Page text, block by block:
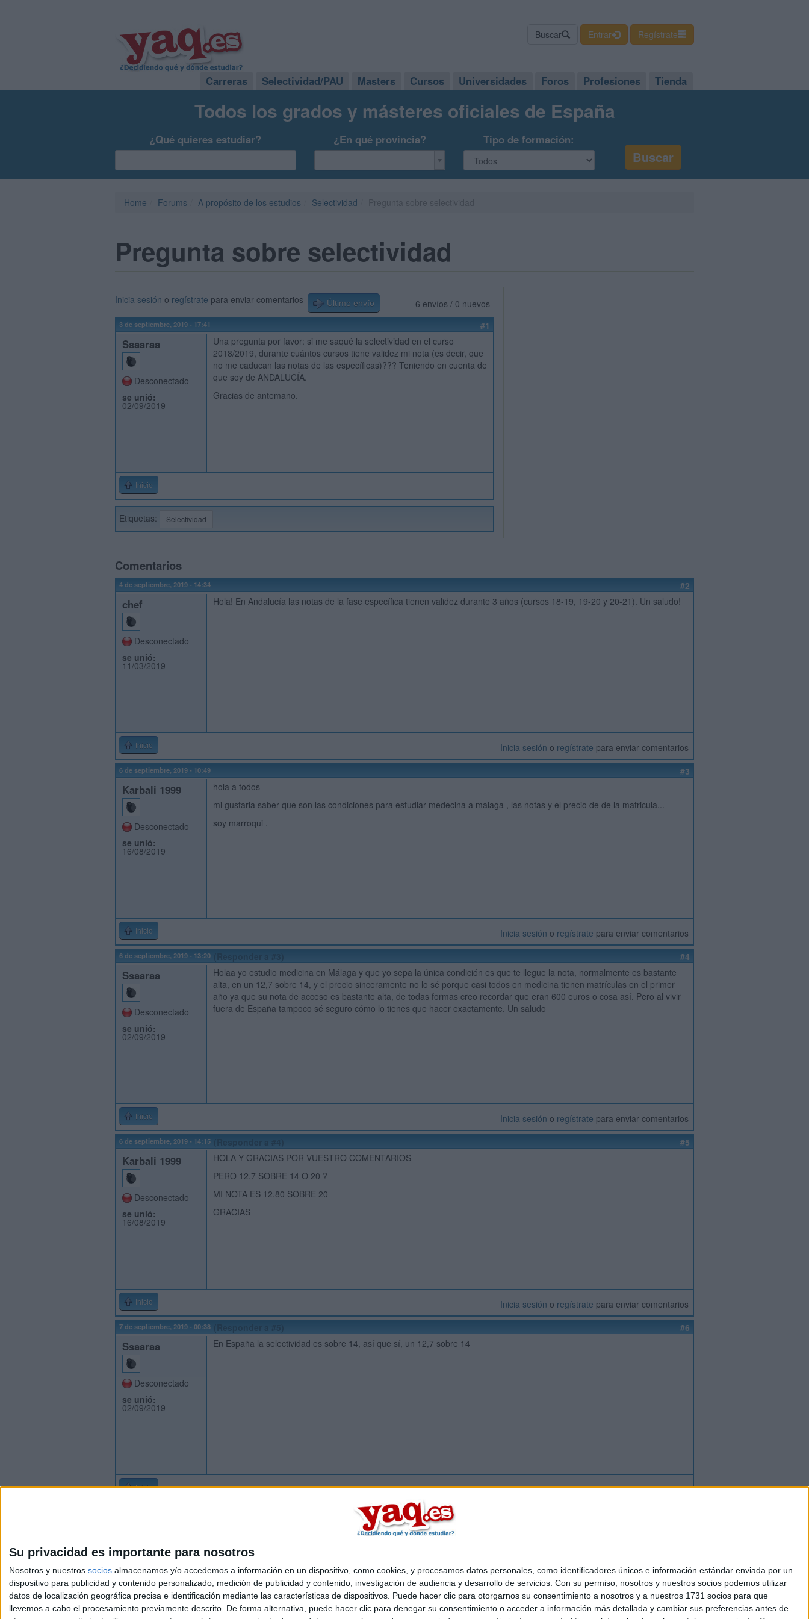
Su privacidad es importante para nosotros
Nosotros y nuestros socios almacenamos y/o accedemos a información en un dispositivo, como cookies, y procesamos datos personales, como identificadores únicos e información estándar enviada por un
dispositivo para publicidad y contenido personalizado, medición de publicidad y contenido, investigación de audiencia y desarrollo de servicios. Con su permiso, nosotros y nuestros socios podemos utilizar
datos de localización geográfica precisa e identificación mediante las características de dispositivos. Puede hacer clic para otorgarnos su consentimiento a nosotros y a nuestros 1731 socios para que
llevemos a cabo el procesamiento previamente descrito. De forma alternativa, puede hacer clic para denegar su consentimiento o acceder a información más detallada y cambiar sus preferencias antes de
Buscar Entrar Regístrate
Carreras Selectividad/PAU Masters Cursos Universidades Foros Profesiones Tienda
Todos los grados y másteres oficiales de España
¿Qué quieres estudiar? ¿En qué provincia? Tipo de formación:
Home Forums A propósito de los estudios Selectividad
Pregunta sobre selectividad
6 envíos / 0 nuevos
Inicia sesión o regístrate para enviar comentarios Último envío
3 de septiembre, 2019 - 17:41 #1
Ssaaraa
Desconectado
se unió:
02/09/2019
Una pregunta por favor: si me saqué la selectividad en el curso
2018/2019, durante cuántos cursos tiene validez mi nota (es decir, que
no me caducan las notas de las específicas)??? Teniendo en cuenta de
que soy de ANDALUCÍA.
Gracias de antemano.
Inicio
Etiquetas: Selectividad
Comentarios
4 de septiembre, 2019 - 14:34 #2
chef
Desconectado
se unió:
11/03/2019
Hola! En Andalucía las notas de la fase específica tienen validez durante 3 años (cursos 18-19, 19-20 y 20-21). Un saludo!
Inicio Inicia sesión o regístrate para enviar comentarios
6 de septiembre, 2019 - 10:49 #3
Karbali 1999
Desconectado
se unió:
16/08/2019
hola a todos
mi gustaria saber que son las condiciones para estudiar medecina a malaga , las notas y el precio de de la matricula...
soy marroqui .
Inicio Inicia sesión o regístrate para enviar comentarios
6 de septiembre, 2019 - 13:20 #4
Ssaaraa
Desconectado
se unió:
02/09/2019
Holaa yo estudio medicina en Málaga y que yo sepa la única condición es que te llegue la nota, normalmente es bastante
alta, en un 12,7 sobre 14, y el precio sinceramente no lo sé porque casi todos en medicina tienen matrículas en el primer
año ya que su nota de acceso es bastante alta, de todas formas creo recordar que eran 600 euros o cosa así. Pero al vivir
fuera de España tampoco sé seguro cómo lo tienes que hacer exactamente. Un saludo
Inicio Inicia sesión o regístrate para enviar comentarios
6 de septiembre, 2019 - 14:15 #5
Karbali 1999
Desconectado
se unió:
16/08/2019
HOLA Y GRACIAS POR VUESTRO COMENTARIOS
PERO 12.7 SOBRE 14 O 20 ?
MI NOTA ES 12.80 SOBRE 20
GRACIAS
Inicio Inicia sesión o regístrate para enviar comentarios
7 de septiembre, 2019 - 00:38 #6
Ssaaraa
Desconectado
se unió:
02/09/2019
En España la selectividad es sobre 14, así que sí, un 12,7 sobre 14
Inicio Inicia sesiónoregístratepara enviar comentarios
Quiénes somos|Contactar|Anúnciate
Aviso legal|Politica de privacidad|Condiciones generales|Política de cookies
© 2003-2026Compás Mediterráneo S.L.- Diego de León 47 - 28006 Madrid [ESPAÑA] - Tel. +34 91 593 2767